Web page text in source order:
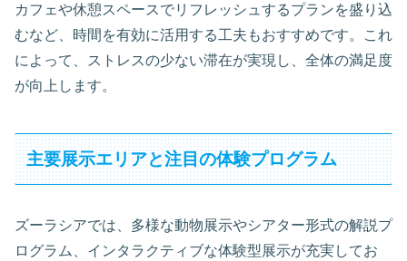
カフェや休憩スペースでリフレッシュするプランを盛り込
むなど、時間を有効に活用する工夫もおすすめです。これ
によって、ストレスの少ない滞在が実現し、全体の満足度
が向上します。
主要展示エリアと注目の体験プログラム
ズーラシアでは、多様な動物展示やシアター形式の解説プ
ログラム、インタラクティブな体験型展示が充実してお